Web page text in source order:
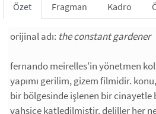
Özet Fragman Kadro
orijinal adı: the constant gardener
fernando meirelles'in yönetmen
yapımı gerilim, gizem filmidir.
bir bölgesinde işlenen bir cinayetle
vahşice katledilmiştir. deliller her